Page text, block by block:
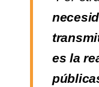
es la